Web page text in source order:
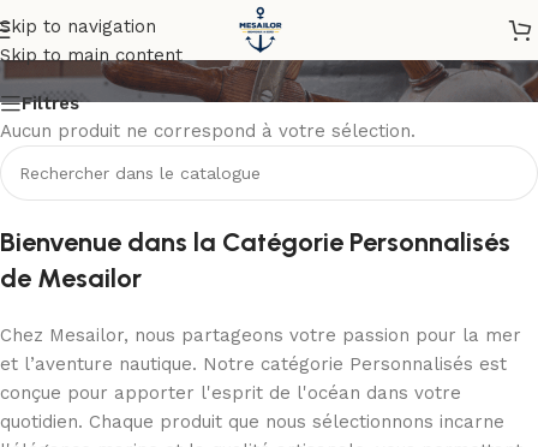
Skip to navigation
Skip to main content
Personnalisés
Filtres
Aucun produit ne correspond à votre sélection.
Bienvenue dans la Catégorie Personnalisés
de Mesailor
Chez Mesailor, nous partageons votre passion pour la mer
et l’aventure nautique. Notre catégorie Personnalisés est
conçue pour apporter l'esprit de l'océan dans votre
quotidien. Chaque produit que nous sélectionnons incarne